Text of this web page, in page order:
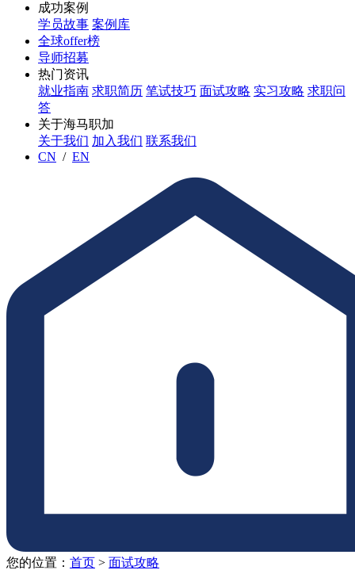
成功案例
学员故事 案例库
全球offer榜
导师招募
热门资讯
就业指南 求职简历 笔试技巧 面试攻略 实习攻略 求职问
答
关于海马职加
关于我们 加入我们 联系我们
CN / EN
您的位置： 首页 > 面试攻略